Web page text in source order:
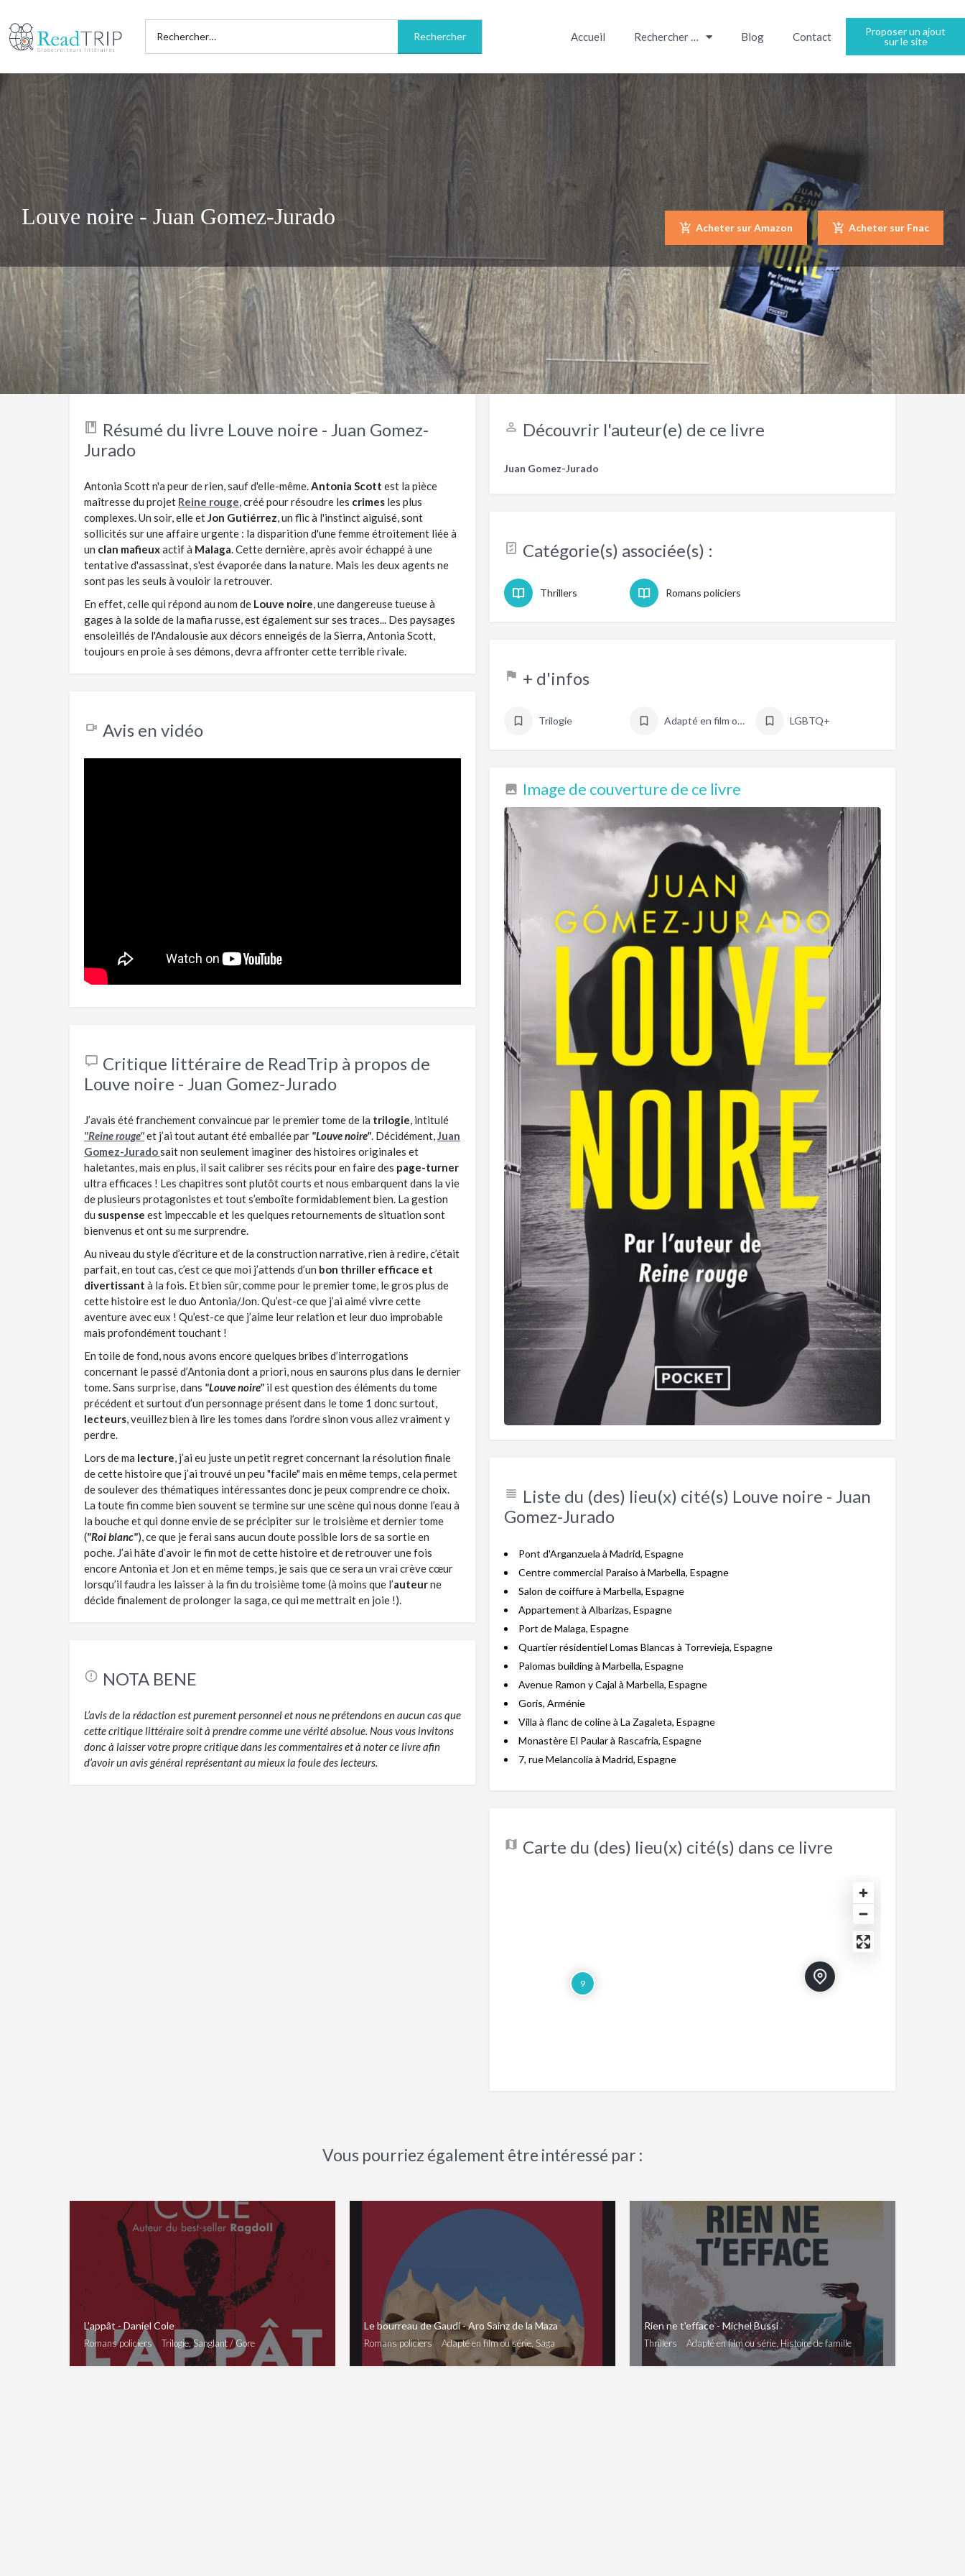
Accueil Rechercher … Blog Contact
Proposer un ajout
sur le site
Louve noire - Juan Gomez-Jurado Acheter sur Amazon Acheter sur Fnac
Informations sur le livre Avis 0
Partager cette fiche Laisser un avis sur ce livre
Résumé du livre Louve noire - Juan Gomez-
Jurado
Antonia Scott n'a peur de rien, sauf d'elle-même.Antonia Scott est la pièce
maîtresse du projet Reine rouge, créé pour résoudre les crimes les plus
complexes. Un soir, elle etJon Gutiérrez, un flic à l'instinct aiguisé, sont
sollicités sur une affaire urgente : la disparition d'une femme étroitement liée à
un clan mafieuxactif à Malaga. Cette dernière, après avoir échappé à une
tentative d'assassinat, s'est évaporée dans la nature. Mais les deux agents ne
sont pas les seuls à vouloir la retrouver.
En effet, celle qui répond au nom de Louve noire, une dangereuse tueuse à
gages à la solde de la mafia russe, est également sur ses traces... Des paysages
ensoleillés de l'Andalousie aux décors enneigés de la Sierra, Antonia Scott,
toujours en proie à ses démons, devra affronter cette terrible rivale.
Avis en vidéo
Critique littéraire de ReadTrip à propos de
Louve noire - Juan Gomez-Jurado
J’avais été franchement convaincue par le premier tome de la trilogie, intitulé
"Reine rouge"et j’ai tout autant été emballée par "Louve noire". Décidément,Juan
Gomez-Juradosait non seulement imaginer des histoires originales et
haletantes, mais en plus, il sait calibrer ses récits pour en faire des page-turner
ultra efficaces ! Les chapitres sont plutôt courts et nous embarquent dans la vie
de plusieurs protagonistes et tout s’emboîte formidablement bien. La gestion
du suspense est impeccable et les quelques retournements de situation sont
bienvenus et ont su me surprendre.
Au niveau du style d’écriture et de la construction narrative, rien à redire, c’était
parfait, en tout cas, c’est ce que moi j’attends d’un bon thriller efficace et
divertissant à la fois. Et bien sûr, comme pour le premier tome, le gros plus de
cette histoire est le duo Antonia/Jon. Qu’est-ce que j’ai aimé vivre cette
aventure avec eux ! Qu’est-ce que j’aime leur relation et leur duo improbable
mais profondément touchant !
En toile de fond, nous avons encore quelques bribes d’interrogations
concernant le passé d’Antonia dont a priori, nous en saurons plus dans le dernier
tome. Sans surprise, dans "Louve noire" il est question des éléments du tome
précédent et surtout d’un personnage présent dans le tome 1 donc surtout,
lecteurs, veuillez bien à lire les tomes dans l’ordre sinon vous allez vraiment y
perdre.
Lors de ma lecture, j’ai eu juste un petit regret concernant la résolution finale
de cette histoire que j’ai trouvé un peu "facile" mais en même temps, cela permet
de soulever des thématiques intéressantes donc je peux comprendre ce choix.
La toute fin comme bien souvent se termine sur une scène qui nous donne l’eau à
la bouche et qui donne envie de se précipiter sur le troisième et dernier tome
("Roi blanc"), ce que je ferai sans aucun doute possible lors de sa sortie en
poche. J’ai hâte d’avoir le fin mot de cette histoire et de retrouver une fois
encore Antonia et Jon et en même temps, je sais que ce sera un vrai crève cœur
lorsqu’il faudra les laisser à la fin du troisième tome (à moins que l’auteurne
décide finalement de prolonger la saga, ce qui me mettrait en joie !).
NOTA BENE
L’avis de la rédaction est purement personnel et nous ne prétendons en aucun cas que
cette critique littéraire soit à prendre comme une vérité absolue. Nous vous invitons
donc à laisser votre propre critique dans les commentaires et à noter ce livre afin
d’avoir un avis général représentant au mieux la foule des lecteurs.
Découvrir l'auteur(e) de ce livre
Juan Gomez-Jurado
Catégorie(s) associée(s) :
Thrillers Romans policiers
+ d'infos
Trilogie Adapté en film ou série LGBTQ+
Image de couverture de ce livre
Liste du (des) lieu(x) cité(s) Louve noire - Juan
Gomez-Jurado
Pont d'Arganzuela à Madrid, Espagne
Centre commercial Paraiso à Marbella, Espagne
Salon de coiffure à Marbella, Espagne
Appartement à Albarizas, Espagne
Port de Malaga, Espagne
Quartier résidentiel Lomas Blancas à Torrevieja, Espagne
Palomas building à Marbella, Espagne
Avenue Ramon y Cajal à Marbella, Espagne
Goris, Arménie
Villa à flanc de coline à La Zagaleta, Espagne
Monastère El Paular à Rascafria, Espagne
7, rue Melancolia à Madrid, Espagne
Carte du (des) lieu(x) cité(s) dans ce livre
9
Vous pourriez également être intéressé par :
L'appât - Daniel Cole
Romans policiers Trilogie, Sanglant / Gore
Le bourreau de Gaudi - Aro Sainz de la Maza
Romans policiers Adapté en film ou série, Saga
Rien ne t'efface - Michel Bussi
Thrillers Adapté en film ou série, Histoire de famille